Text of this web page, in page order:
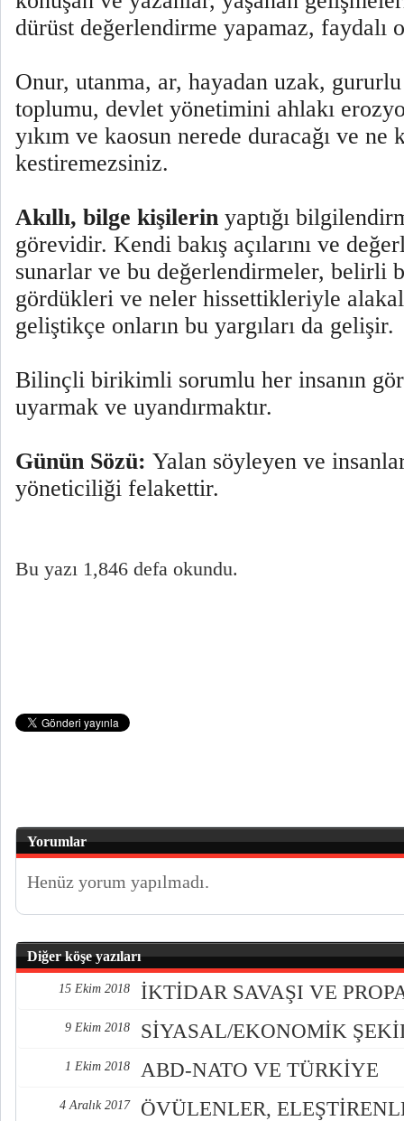
dürüst değerlendirme yapamaz, faydalı
Onur, utanma, ar, hayadan uzak,
toplumu, devlet yönetimini ahlakı
yıkım ve kaosun nerede duracağı ve
kestiremezsiniz.
Akıllı, bilge kişilerin yaptığı
görevidir. Kendi bakış açılarını ve
sunarlar ve bu değerlendirmeler, belirli
gördükleri ve neler hissettikleriyle
geliştikçe onların bu yargıları da gelişir.
Bilinçli birikimli sorumlu her insanın
uyarmak ve uyandırmaktır.
Günün Sözü: Yalan söyleyen ve
yöneticiliği felakettir.
Bu yazı 1,846 defa okundu.
Yorumlar
Henüz yorum yapılmadı.
Diğer köşe yazıları
15 Ekim 2018 İKTİDAR SAVAŞI VE
9 Ekim 2018 SİYASAL/EKONOMİK
1 Ekim 2018 ABD-NATO VE TÜRKİYE
4 Aralık 2017
ÖVÜLENLER,